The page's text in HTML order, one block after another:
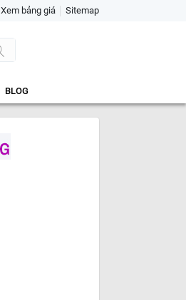
Xem bảng giá Sitemap
BLOG